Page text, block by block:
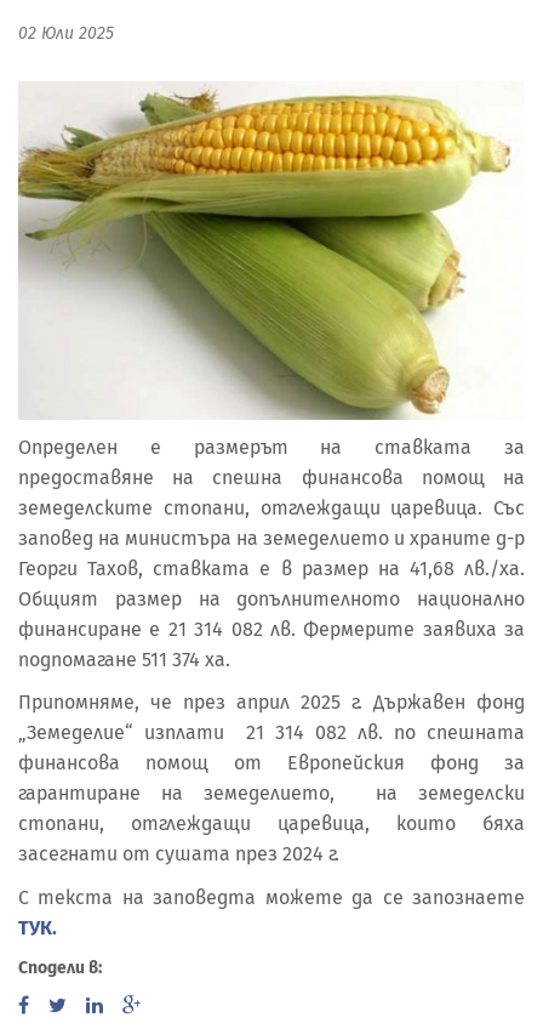
02 Юли 2025
Определен е размерът на ставката за
предоставяне на спешна финансова помощ на
земеделските стопани, отглеждащи царевица. Със
заповед на министъра на земеделието и храните д-р
Георги Тахов, ставката е в размер на 41,68 лв./ха.
Общият размер на допълнителното национално
финансиране е 21 314 082 лв. Фермерите заявиха за
подпомагане 511 374 ха.
Припомняме, че през април 2025 г. Държавен фонд
„Земеделие“ изплати 21 314 082 лв. по спешната
финансова помощ от Европейския фонд за
гарантиране на земеделието, на земеделски
стопани, отглеждащи царевица, които бяха
засегнати от сушата през 2024 г.
С текста на заповедта можете да се запознаете
ТУК.
Сподели в: